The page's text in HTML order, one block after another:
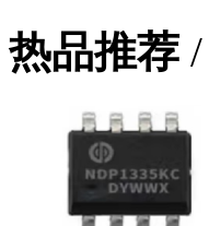
热品推荐